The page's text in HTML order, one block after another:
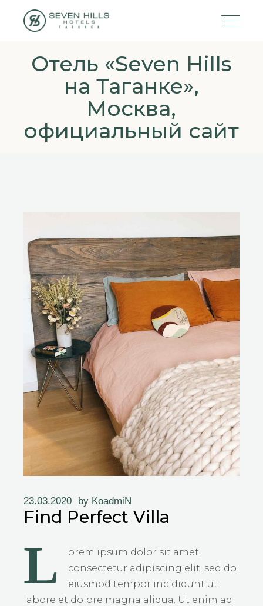
Отель «Seven Hills
на Таганке»,
Москва,
официальный сайт
23.03.2020 by KoadmiN
Find Perfect Villa
L
orem ipsum dolor sit amet,
consectetur adipiscing elit, sed do
eiusmod tempor incididunt ut
labore et dolore magna aliqua. Ut enim ad